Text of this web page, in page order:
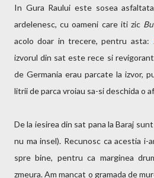
In Gura Raului este sosea
ardelenesc, cu oameni care iti zic
acolo doar in trecere, pentru asta:
izvorul din sat este rece si
de Germania erau parcate la izvor,
litrii de parca vroiau sa-si deschida o
De la iesirea din sat pana la Baraj
nu ma insel). Recunosc ca acestia i-
spre bine, pentru ca marginea
zmeura. Am mancat o gramada de